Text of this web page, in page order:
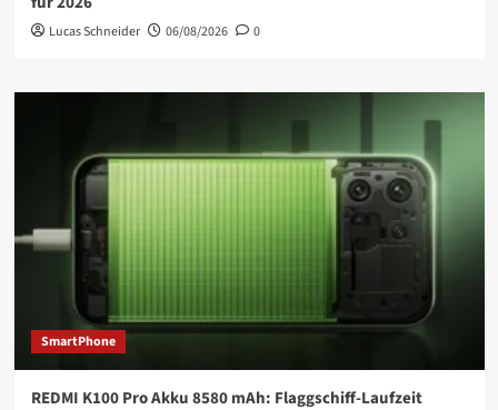
Lucas Schneider 06/08/2026 0
SmartPhone
REDMI K100 Pro Akku 8580 mAh: Flaggschiff-Laufzeit